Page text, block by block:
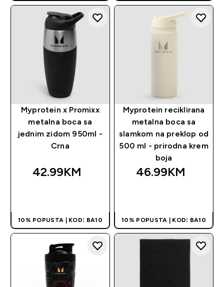
Myprotein x Promixx
metalna boca sa
jednim zidom 950ml -
Crna
42.99KM‎
10% POPUSTA | KOD: BA10
Myprotein reciklirana
metalna boca sa
slamkom na preklop od
500 ml - prirodna krem
boja
46.99KM‎
10% POPUSTA | KOD: BA10